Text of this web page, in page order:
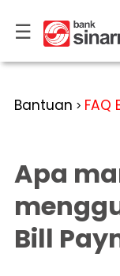
☰× 
Kategori
Bantuan
Deposito
Giro
Kartu
Kredit
di
Perbankan
Personal
Perbankan
PrioritasCoba
SimobiPlus
Bantuan > FAQ
Apa
Bill